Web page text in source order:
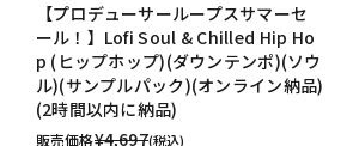
【プロデューサーループスサマーセ
ール！】Lofi Soul & Chilled Hip Ho
p (ヒップホップ)(ダウンテンポ)(ソウ
ル)(サンプルパック)(オンライン納品)
(2時間以内に納品)
販売価格¥4,697(税込)